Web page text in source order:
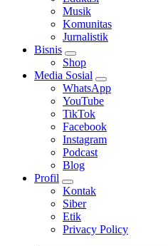
Musik
Komunitas
Jurnalistik
Bisnis
Shop
Media Sosial
WhatsApp
YouTube
TikTok
Facebook
Instagram
Podcast
Blog
Profil
Kontak
Siber
Etik
Privacy Policy